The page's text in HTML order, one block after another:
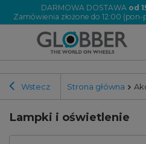
DARMOWA DOSTAWA od
Zamówienia złożone do 12:00
Wstecz Strona główna
Lampki i oświetlenie